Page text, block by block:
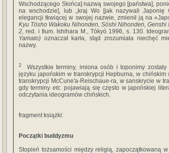
Wschodzącego Słońca] nazwą swojego [państwa],
na wschodzie], lub „kraj Wo [jak nazywali Japonię
elegancji tkwiącej w swojej nazwie, zmienił ją na
Kyu Tósho Wakoku Nihonden, Sóshi Nihonden,
2,red. i tłum. Ishihara M., Tókyó 1996, s. 130.
Yamato) oznaczał karła, stąd zrozumiała niechęć
nazwy.
2 Wszystkie terminy, imiona osób i toponimy
języku japońskim w transkrypcji Hepburna, w
transkrypcji McCune'a-Reischaue-ra, w sanskrycie w
gdy terminy etc.pojawiają się często w japońskiej
odczytania ideogramów chińskich.
fragment książki:
Początki buddyzmu
Stopień tożsamości między religią, zapoczątkowaną